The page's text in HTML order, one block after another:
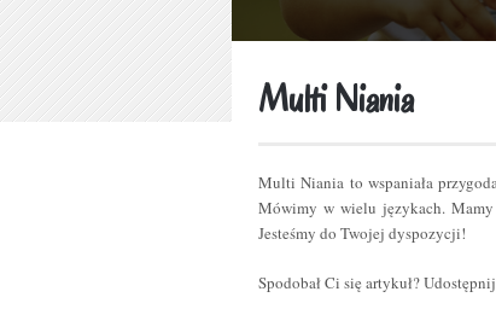
Multi Niania
Multi Niania to wspaniała
Mówimy w wielu językach. Mamy
Jesteśmy do Twojej dyspozycji!
Spodobał Ci się artykuł?